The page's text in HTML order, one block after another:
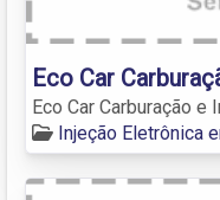
Eco Car
Eco Car Carburação e
Injeção Eletrônica